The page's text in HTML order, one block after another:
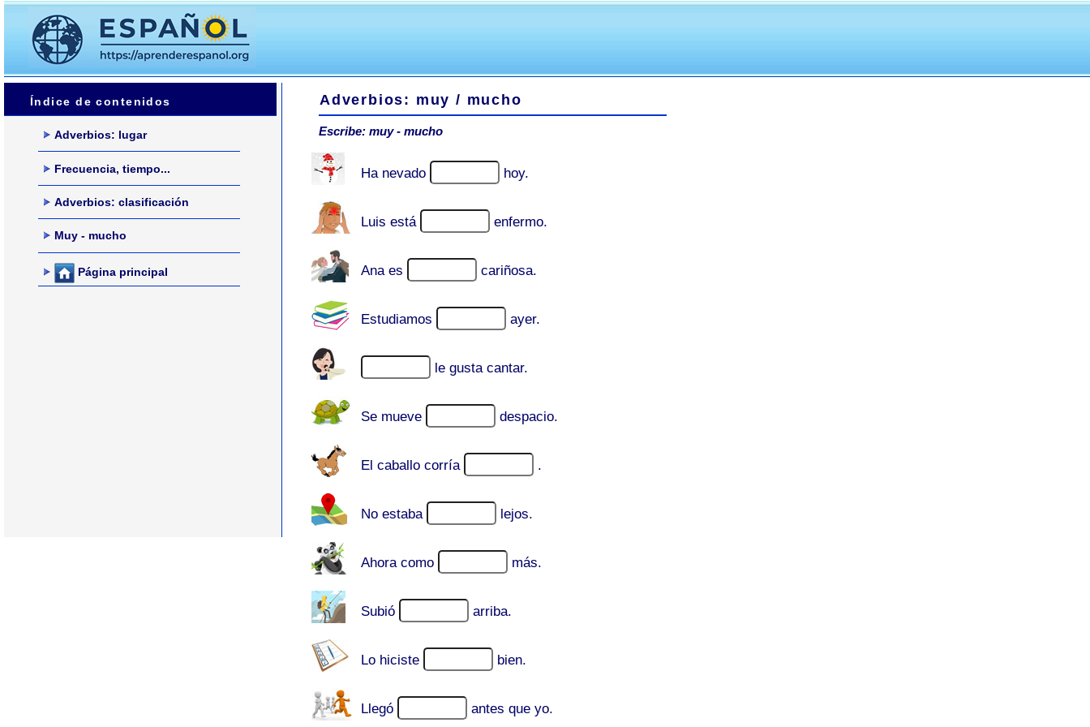
Índice de contenidos
Adverbios: lugar
Frecuencia, tiempo...
Adverbios: clasificación
Muy - mucho
Página principal
Adverbios: muy / mucho
Escribe: muy - mucho
Ha nevado hoy.
Luis está enfermo.
Ana es cariñosa.
Estudiamos ayer.
le gusta cantar.
Se mueve despacio.
El caballo corría .
No estaba lejos.
Ahora como más.
Subió arriba.
Lo hiciste bien.
Llegó antes que yo.